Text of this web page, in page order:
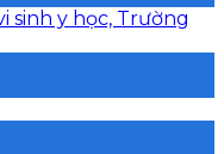
sinh y học, Trường